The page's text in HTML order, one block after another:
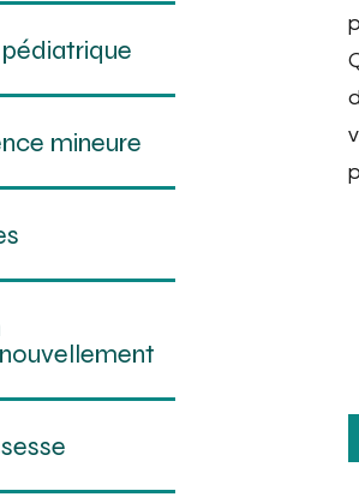
pédiatrique
mineure